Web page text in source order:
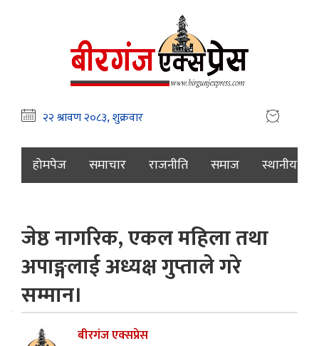
होमपेज समाचार राजनीति समाज स्थानीय
जेष्ठ नागरिक, एकल महिला तथा
अपाङ्गलाई अध्यक्ष गुप्ताले गरे
सम्मान।
बीरगंज एक्सप्रेस